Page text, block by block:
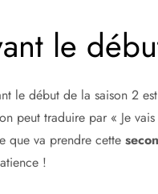
le
le début de la saison 2
peut traduire par « Je
que va prendre cette
!